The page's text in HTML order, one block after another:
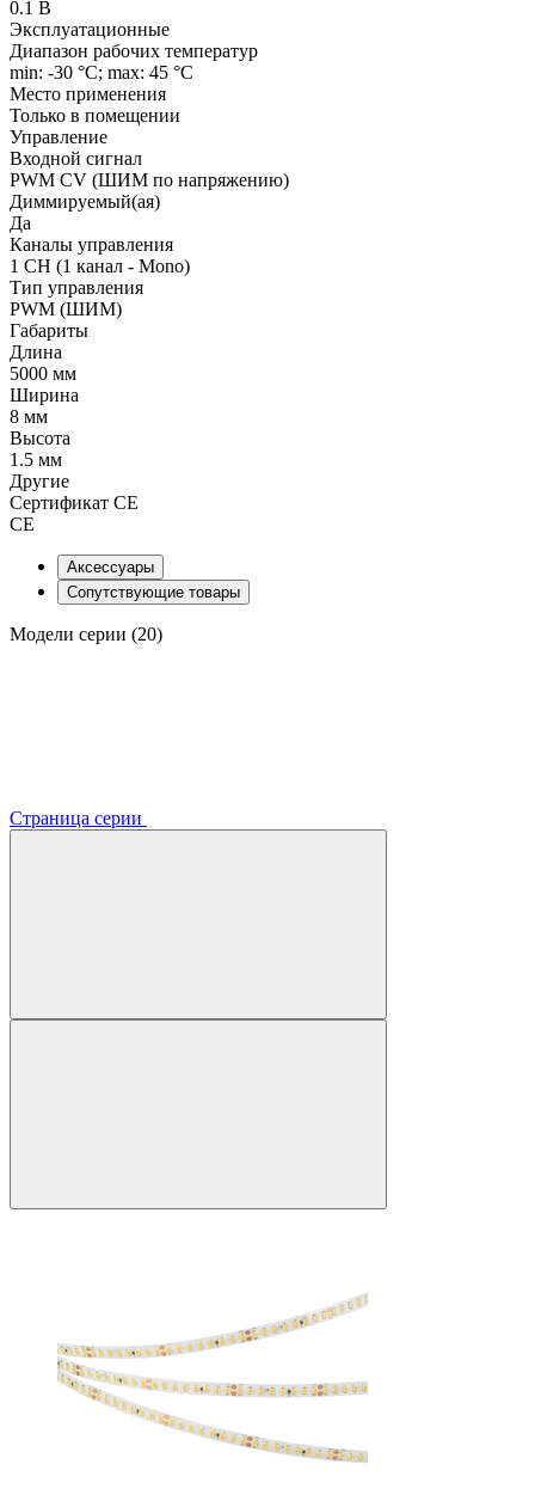
0.1 В
Эксплуатационные
Диапазон рабочих температур
min: -30 °C; max: 45 °C
Место применения
Только в помещении
Управление
Входной сигнал
PWM СV (ШИМ по напряжению)
Диммируемый(ая)
Да
Каналы управления
1 CH (1 канал - Mono)
Тип управления
PWM (ШИМ)
Габариты
Длина
5000 мм
Ширина
8 мм
Высота
1.5 мм
Другие
Сертификат CE
CE
Аксессуары
Сопутствующие товары
Модели серии (20)
Страница серии